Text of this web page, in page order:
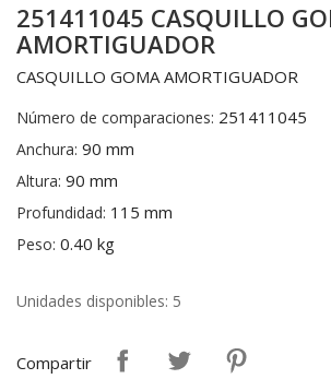
251411045 CASQUILLO
AMORTIGUADOR
CASQUILLO GOMA AMORTIGUADOR
Número de comparaciones: 251411045
Anchura: 90 mm
Altura: 90 mm
Profundidad: 115 mm
Peso: 0.40 kg
Unidades disponibles: 5
Compartir